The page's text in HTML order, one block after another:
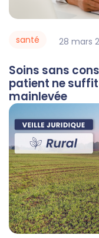
Soins sans consentement : la fugue du
patient ne
mainlevée
28 mars
santé